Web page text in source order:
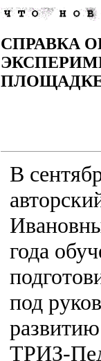
СПРАВКА
ПЛОЩАДКЕ
В
года
под
ТРИЗ-